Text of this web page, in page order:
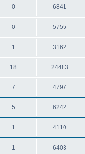
0 6841
0 5755
1 3162
18 24483
7 4797
5 6242
1 4110
1 6403